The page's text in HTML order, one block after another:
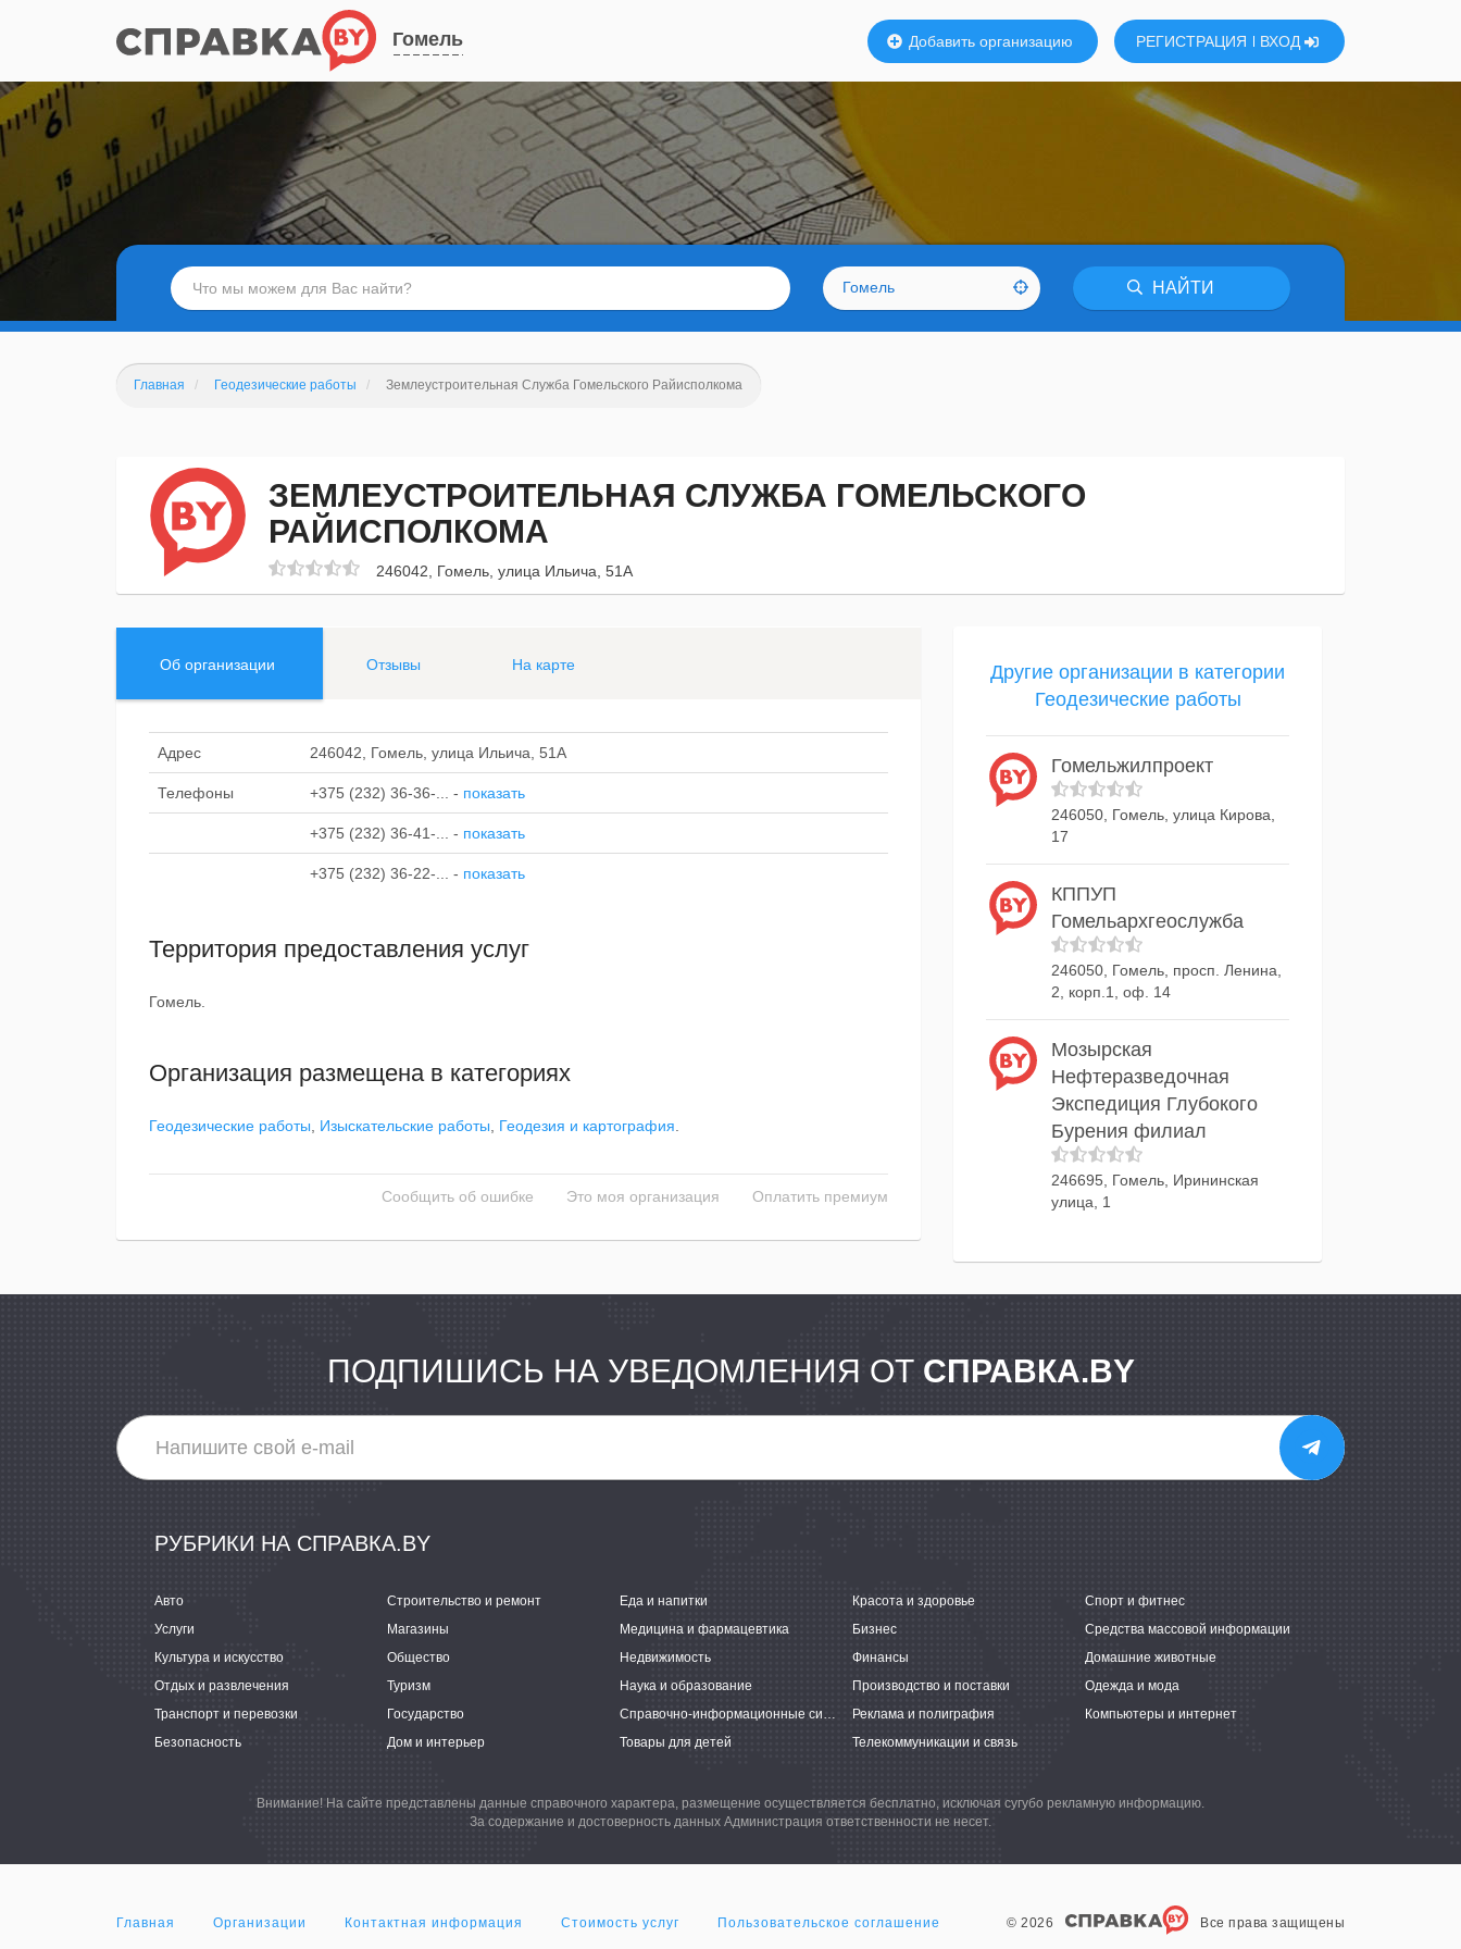
Гомель Добавить организацию РЕГИСТРАЦИЯ ВХОД
Гомель НАЙТИ
Главная Геодезические работы Землеустроительная Служба Гомельского Райисполкома
ЗЕМЛЕУСТРОИТЕЛЬНАЯ СЛУЖБА ГОМЕЛЬСКОГО
РАЙИСПОЛКОМА
246042, Гомель, улица Ильича, 51А
Об организации Отзывы На карте
Адрес 246042, Гомель, улица Ильича, 51А
Телефоны +375 (232) 36-36-... - показать
+375 (232) 36-41-... - показать
+375 (232) 36-22-... - показать
Территория предоставления услуг
Гомель.
Организация размещена в категориях
Геодезические работы Изыскательские работы Геодезия и картография
Сообщить об ошибке Это моя организация Оплатить премиум
Другие организации в категории
Геодезические работы
Гомельжилпроект
246050, Гомель, улица Кирова,
17
КППУП
Гомельархгеослужба
246050, Гомель, просп. Ленина,
2, корп.1, оф. 14
Мозырская
Нефтеразведочная
Экспедиция Глубокого
Бурения филиал
246695, Гомель, Ирининская
улица, 1
ПОДПИШИСЬ НА УВЕДОМЛЕНИЯ ОТ СПРАВКА.BY
РУБРИКИ НА СПРАВКА.BY
Авто Строительство и ремонт Еда и напитки Красота и здоровье
Спорт и фитнес
Услуги
Магазины Медицина и фармацевтика Бизнес
Средства массовой информации
Культура и искусство
Общество Недвижимость Финансы
Домашние животные
Отдых и развлечения
Туризм Наука и образование Производство и поставки
Одежда и мода
Транспорт и перевозки
Государство Справочно-информационные системы Реклама и полиграфия
Компьютеры и интернет
Безопасность
Дом и интерьер Товары для детей Телекоммуникации и связь
Внимание! На сайте представлены данные справочного характера, размещение осуществляется бесплатно, исключая сугубо рекламную информацию.
За содержание и достоверность данных Администрация ответственности не несет.
Главная Организации Контактная информация Стоимость услуг Пользовательское соглашение © 2026 Все права защищены